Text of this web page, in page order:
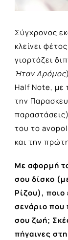
Σύγχρονος
κλείνει
γιορτάζει
Ήταν Δρόμος
Half Note, με
την
του το
και την
Με αφορμή
σου δίσκο
Ρίζου), ποιο
σενάριο που
σου ζωή;
πήγαινες